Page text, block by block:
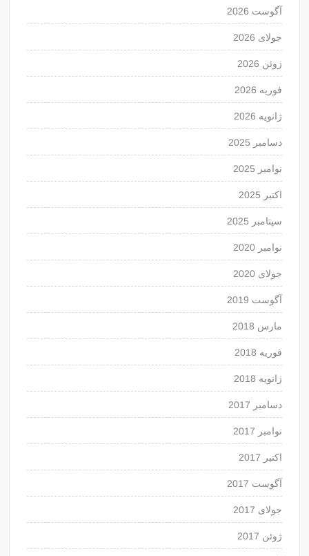
آگوست 2026
جولای 2026
ژوئن 2026
فوریه 2026
ژانویه 2026
دسامبر 2025
نوامبر 2025
اکتبر 2025
سپتامبر 2025
نوامبر 2020
جولای 2020
آگوست 2019
مارس 2018
فوریه 2018
ژانویه 2018
دسامبر 2017
نوامبر 2017
اکتبر 2017
آگوست 2017
جولای 2017
ژوئن 2017